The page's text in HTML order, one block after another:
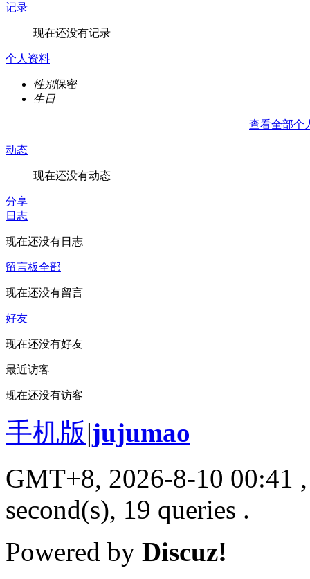
记录
现在还没有记录
个人资料
性别保密
生日
查看全部个
动态
现在还没有动态
分享
日志
现在还没有日志
留言板全部
现在还没有留言
好友
现在还没有好友
最近访客
现在还没有访客
手机版|jujumao
GMT+8, 2026-8-10 00:41
second(s), 19 queries .
Powered by Discuz!